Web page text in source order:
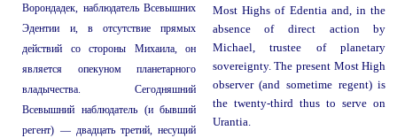
Ворондадек, наблюдатель Всевышних
Эдентии и, в отсутствие прямых
действий со стороны Михаила, он
является опекуном планетарного
владычества. Сегодняшний
Всевышний наблюдатель (и бывший
регент) — двадцать третий, несущий
Most Highs of Edentia and, in the
absence of direct action by
Michael, trustee of planetary
sovereignty. The present Most High
observer (and sometime regent) is
the twenty-third thus to serve on
Urantia.